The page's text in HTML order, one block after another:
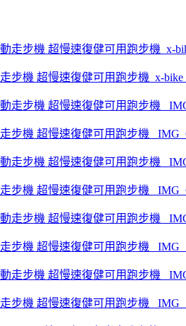
步機 超慢速復健可用跑步機_x-bike
步機 超慢速復健可用跑步機
步機 超慢速復健可用跑步機
步機 超慢速復健可用跑步機
步機 超慢速復健可用跑步機